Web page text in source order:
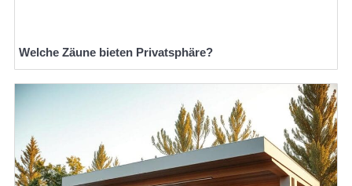
Welche Zäune bieten Privatsphäre?